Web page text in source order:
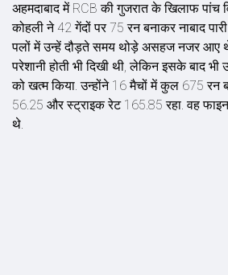
अहमदाबाद में RCB की गुजरात के ख‍िलाफ पांच
कोहली ने 42 गेंदों पर 75 रन बनाकर नाबाद
पलों में उन्हें दौड़ते समय थोड़े असहज नजर आए
परेशानी होती भी दिखी थी, लेकिन इसके बाद भी
को खत्म किया. उन्होंने 16 मैचों में कुल 675
56.25 और स्ट्राइक रेट 165.85 रहा. वह
थे.